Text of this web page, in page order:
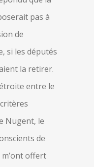
pas à
de
si les députés
la retirer.
entre le
Nugent, le
de
m’ont offert